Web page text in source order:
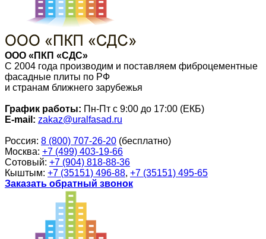
ООО «ПКП «СДС»
С 2004 года производим и поставляем фиброцементные
фасадные плиты по РФ
и странам ближнего зарубежья
График работы: Пн-Пт с 9:00 до 17:00 (ЕКБ)
E-mail: zakaz@uralfasad.ru
Россия: 8 (800) 707-26-20 (бесплатно)
Москва: +7 (499) 403-19-66
Сотовый: +7 (904) 818-88-36
Кыштым: +7 (35151) 496-88, +7 (35151) 495-65
Заказать обратный звонок